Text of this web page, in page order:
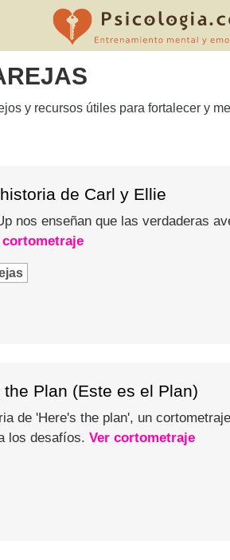
y recursos útiles para fortalecer y
de Carl y Ellie
nos enseñan que las verdaderas
cortometraje
Plan (Este es el Plan)
de 'Here's the plan', un
los desafíos. Ver cortometraje